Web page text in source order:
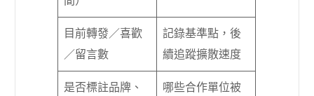
目前轉發／喜歡
／留言數
記錄基準點，後
續追蹤擴散速度
是否標註品牌、
哪些合作單位被